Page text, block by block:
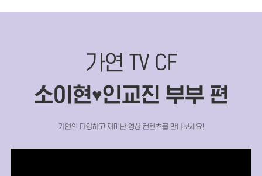
가연 TV CF
소이현♥인교진 부부 편
가연의 다양하고 재미난 영상 컨텐츠를 만나보세요!